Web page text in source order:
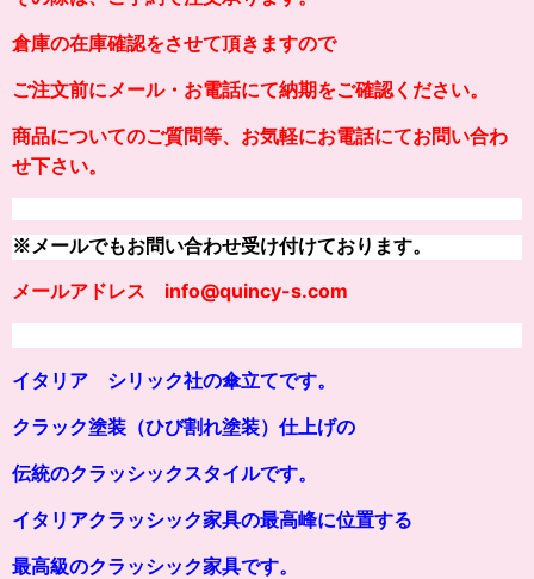
倉庫の在庫確認をさせて頂きますので
ご注文前にメール・お電話にて納期をご確認ください。
商品についてのご質問等、お気軽にお電話にてお問い合わ
せ下さい。
※メールでもお問い合わせ受け付けております。
メールアドレス info@quincy-s.com
イタリア シリック社の傘立てです。
クラック塗装（ひび割れ塗装）仕上げの
伝統のクラッシックスタイルです。
イタリアクラッシック家具の最高峰に位置する
最高級のクラッシック家具です。